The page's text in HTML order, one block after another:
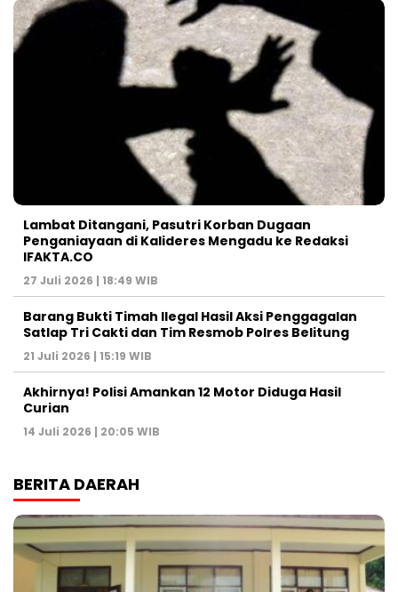
Lambat Ditangani, Pasutri Korban Dugaan
Penganiayaan di Kalideres Mengadu ke Redaksi
IFAKTA.CO
27 Juli 2026 | 18:49 WIB
Barang Bukti Timah Ilegal Hasil Aksi Penggagalan
Satlap Tri Cakti dan Tim Resmob Polres Belitung
21 Juli 2026 | 15:19 WIB
Akhirnya! Polisi Amankan 12 Motor Diduga Hasil
Curian
14 Juli 2026 | 20:05 WIB
BERITA DAERAH